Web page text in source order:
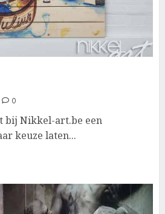
0
bij Nikkel-art.be een
keuze laten...